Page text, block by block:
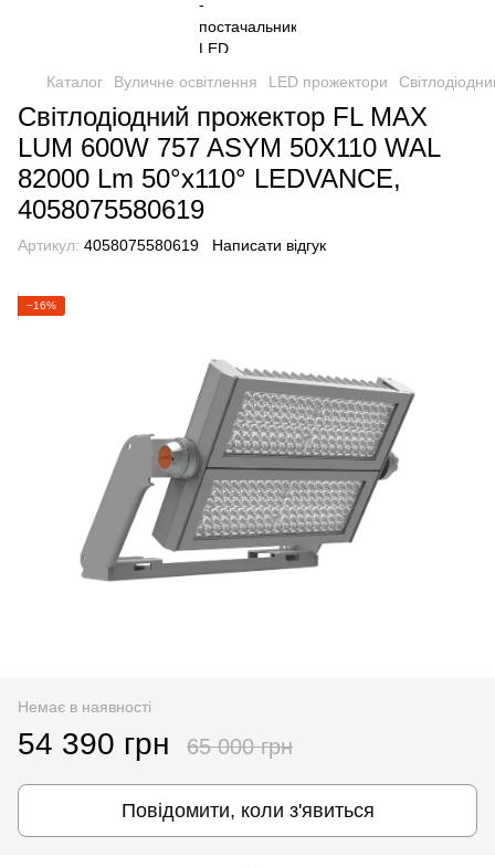
Каталог Вуличне освітлення LED прожектори
Світлодіодний прожектор FL MAX
LUM 600W 757 ASYM 50X110 WAL
82000 Lm 50°x110° LEDVANCE,
4058075580619
Артикул: 4058075580619 Написати відгук
−16%
Немає в наявності
54 390 грн 65 000 грн
Повідомити, коли з'явиться